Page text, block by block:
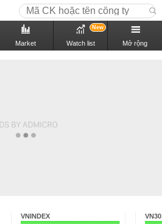
Market Watch list
New
Mở rộng
VNINDEX VN30